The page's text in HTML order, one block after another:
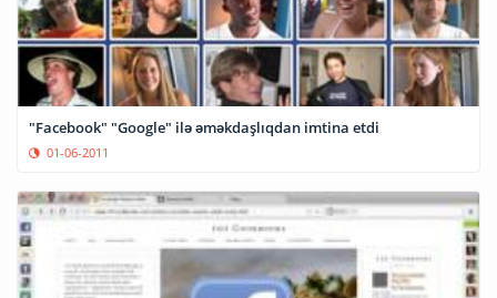
"Facebook" "Google" ilə əməkdaşlıqdan imtina etdi
01-06-2011